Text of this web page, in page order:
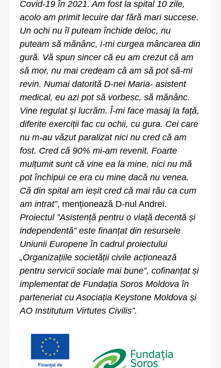
Covid-19 în 2021. Am fost la spital 10 zile,
acolo am primit lecuire dar fără mari succese.
Un ochi nu îl puteam închide deloc, nu
puteam să mănânc, i-mi curgea mâncarea din
gură. Vă spun sincer că eu am crezut că am
să mor, nu mai credeam că am să pot să-mi
revin. Numai datorită D-nei Maria- asistent
medical, eu azi pot să vorbesc, să mănânc.
Vine regulat și lucrăm. Î-mi face masaj la față,
diferite exerciții fac cu ochii, cu gura. Cei care
nu m-au văzut paralizat nici nu cred că am
fost. Cred că 90% mi-am revenit. Foarte
mulțumit sunt că vine ea la mine, nici nu mă
pot închipui ce era cu mine dacă nu venea.
Că din spital am ieșit cred că mai rău ca cum
am intrat”, menționează D-nul Andrei.
Proiectul ”Asistență pentru o viață decentă și
independentă” este finanțat din resursele
Uniunii Europene în cadrul proiectului
„Organizațiile societății civile acționează
pentru servicii sociale mai bune”, cofinanțat și
implementat de Fundația Soros Moldova în
parteneriat cu Asociația Keystone Moldova și
AO Institutum Virtutes Civilis”.